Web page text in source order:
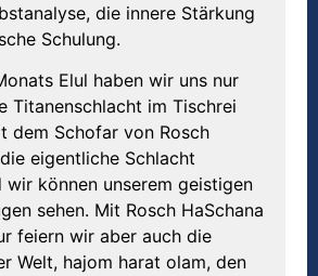
die innere Stärkung
Schulung.
Elul haben wir uns nur
Titanenschlacht im Tischrei
dem Schofar von Rosch
eigentliche Schlacht
wir können unserem geistigen
sehen. Mit Rosch HaSchana
feiern wir aber auch die
Welt, hajom harat olam, den